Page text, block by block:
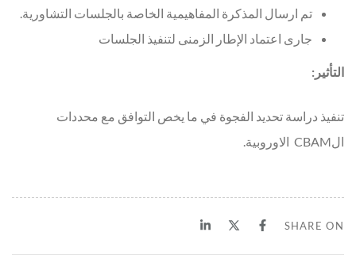
تم ارسال المذكرة المفاهيمية الخاصة بالجلسات التشاورية.
جارى اعتماد الإطار الزمنى لتنفيذ الجلسات
التأثير:
تنفيذ دراسة تحديد الفجوة في ما يخص التوافق مع محددات
الCBAM الاوروبية.
SHARE ON